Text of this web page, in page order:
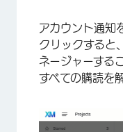
アカウント通知
クリックすると
ネージャーする
すべての購読を